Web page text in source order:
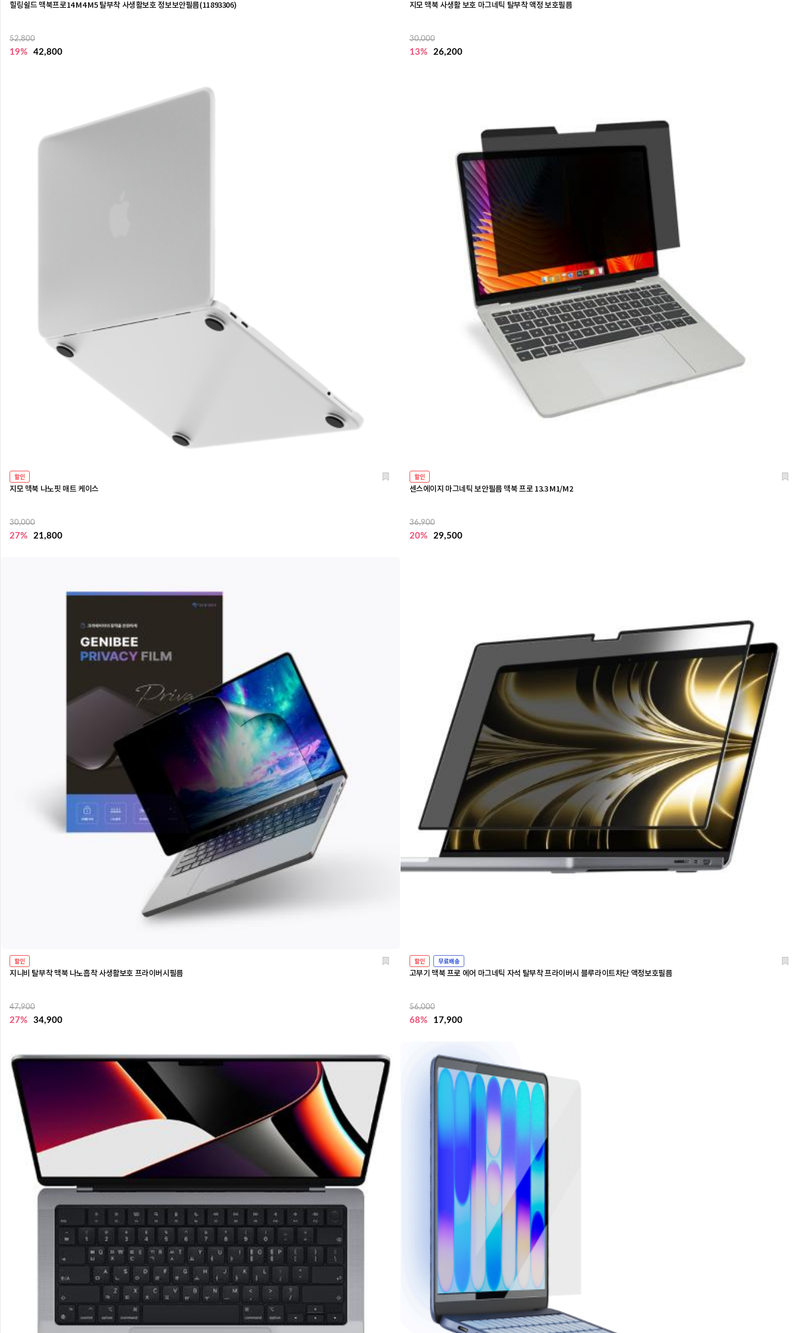
힐링쉴드 맥북프로14 M4 M5 탈부착 사생활보호 정보보안필름(11893306)
52,800
19% 42,800
지모 맥북 사생활 보호 마그네틱 탈부착 액정 보호필름
30,000
13% 26,200
할인
지모 맥북 나노핏 매트 케이스
30,000
27% 21,800
할인
센스에이지 마그네틱 보안필름 맥북 프로 13.3 M1/M2
36,900
20% 29,500
할인
지니비 탈부착 맥북 나노흡착 사생활보호 프라이버시필름
47,900
27% 34,900
할인 무료배송
고부기 맥북 프로 에어 마그네틱 자석 탈부착 프라이버시 블루라이트차단 액정보호필름
56,000
68% 17,900